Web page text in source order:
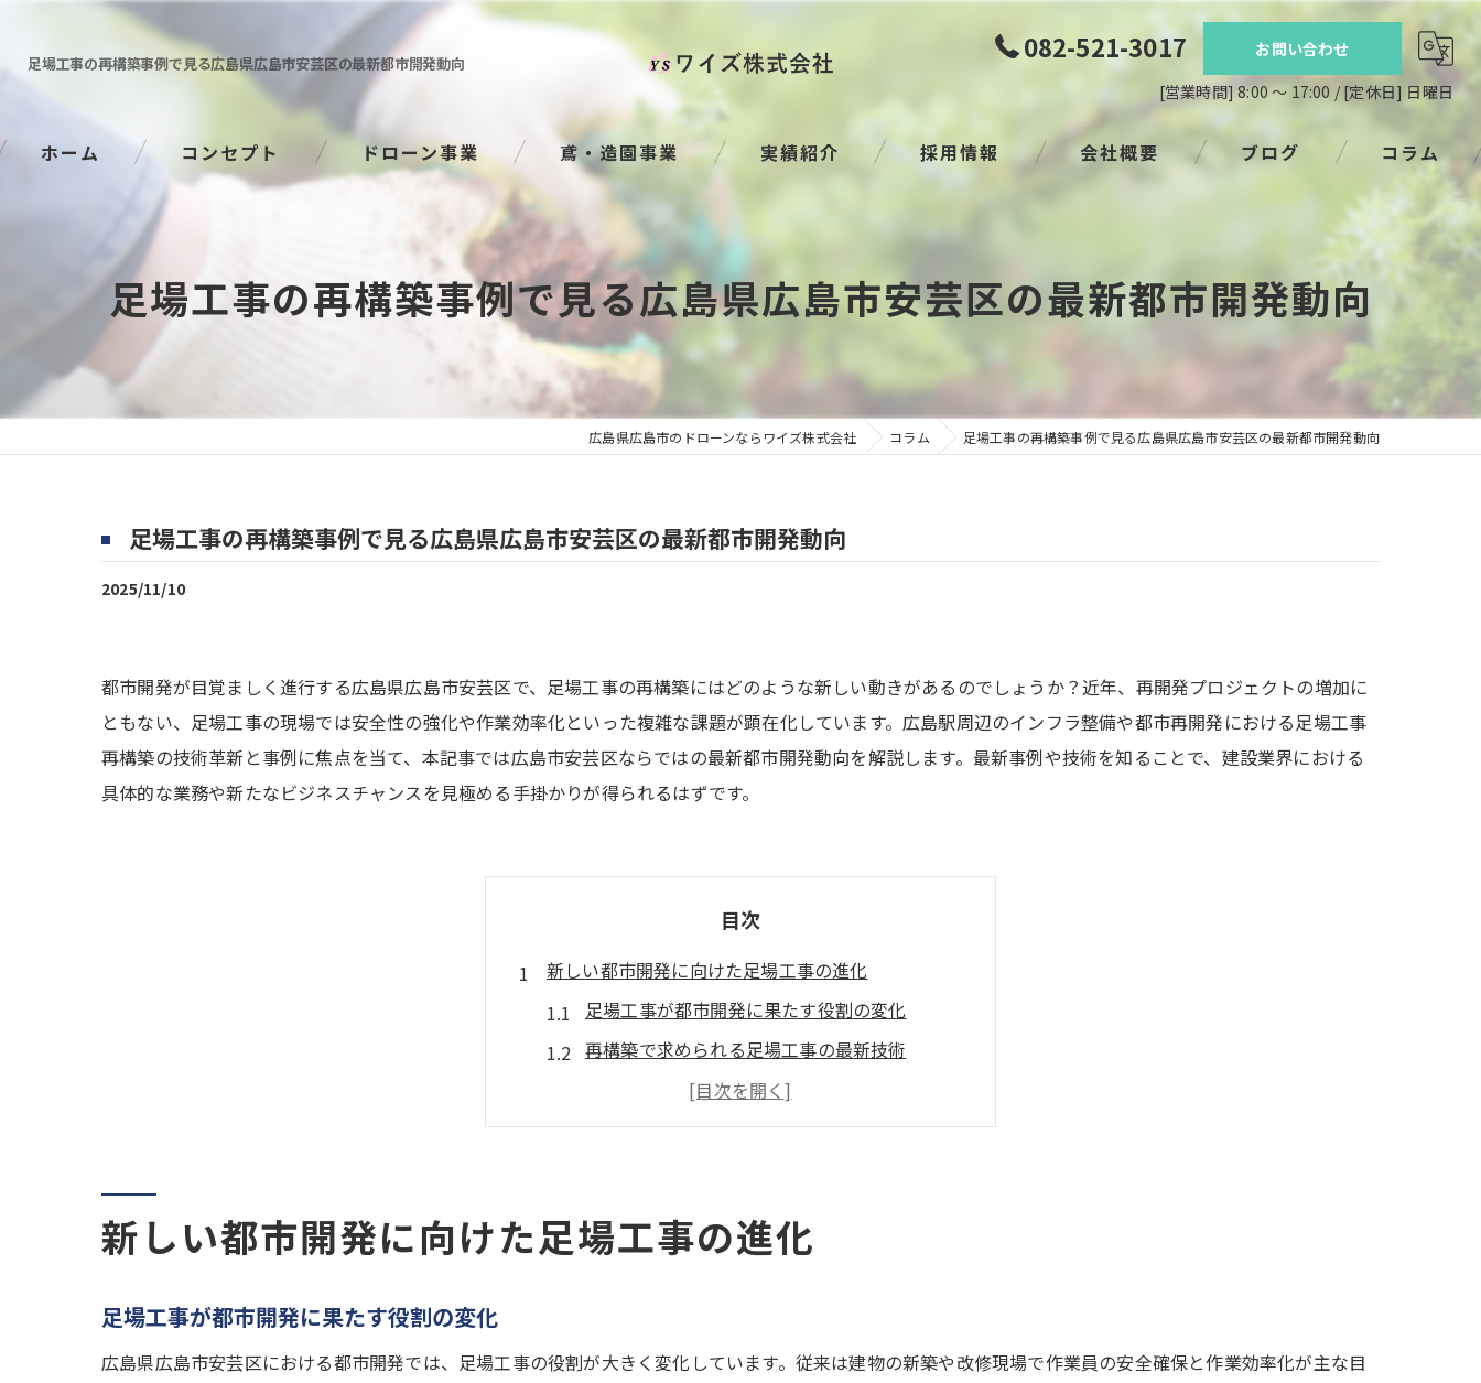
足場工事の再構築事例で見る広島県広島市安芸区の最新都市開発動向 082-521-3017
お問い合わせ
[営業時間] 8:00 ～ 17:00 / [定休日] 日曜日
ホーム コンセプト ドローン事業 鳶・造園事業 実績紹介 採用情報 会社概要 ブログ コラム
足場工事の再構築事例で見る広島県広島市安芸区の最新都市開発動向
広島県広島市のドローンならワイズ株式会社 コラム 足場工事の再構築事例で見る広島県広島市安芸区の最新都市開発動向
足場工事の再構築事例で見る広島県広島市安芸区の最新都市開発動向
2025/11/10
都市開発が目覚ましく進行する広島県広島市安芸区で、足場工事の再構築にはどのような新しい動きがあるのでしょうか？近年、再開発プロジェクトの増加に
ともない、足場工事の現場では安全性の強化や作業効率化といった複雑な課題が顕在化しています。広島駅周辺のインフラ整備や都市再開発における足場工事
再構築の技術革新と事例に焦点を当て、本記事では広島市安芸区ならではの最新都市開発動向を解説します。最新事例や技術を知ることで、建設業界における
具体的な業務や新たなビジネスチャンスを見極める手掛かりが得られるはずです。
目次
新しい都市開発に向けた足場工事の進化
足場工事が都市開発に果たす役割の変化
再構築で求められる足場工事の最新技術
都市開発現場で注目の足場工事安全対策
効率向上を実現する足場工事の工夫とは
足場工事再構築が進む地域の特徴とは
安芸区で求められる足場工事の新基準
新しい都市開発に向けた足場工事の進化
足場工事が都市開発に果たす役割の変化
広島県広島市安芸区における都市開発では、足場工事の役割が大きく変化しています。従来は建物の新築や改修現場で作業員の安全確保と作業効率化が主な目